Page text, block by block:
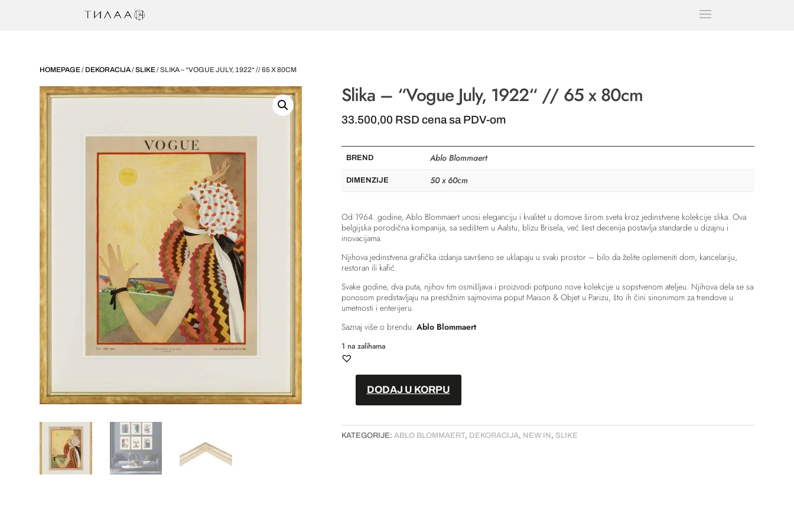
HOMEPAGE/ DEKORACIJA/SLIKE/ SLIKA – “VOGUE JULY, 1922“ // 65 X 80CM
Slika – “Vogue July, 1922“ // 65 x 80cm
33.500,00 RSD cena sa PDV-om
BREND Ablo Blommaert
DIMENZIJE 50 x 60cm
Od 1964. godine, Ablo Blommaert unosi eleganciju i kvalitet u domove širom sveta kroz jedinstvene kolekcije slika. Ova
belgijska porodična kompanija, sa sedištem u Aalstu, blizu Brisela, već šest decenija postavlja standarde u dizajnu i
inovacijama.
Njihova jedinstvena grafička izdanja savršeno se uklapaju u svaki prostor – bilo da želite oplemeniti dom, kancelariju,
restoran ili kafić.
Svake godine, dva puta, njihov tim osmišljava i proizvodi potpuno nove kolekcije u sopstvenom ateljeu. Njihova dela se sa
ponosom predstavljaju na prestižnim sajmovima poput Maison & Objet u Parizu, što ih čini sinonimom za trendove u
umetnosti i enterijeru.
Saznaj više o brendu: Ablo Blommaert
1 na zalihama
“Vogue
July,
DODAJ U KORPU
KATEGORIJE: ABLO BLOMMAERT, DEKORACIJA, NEW IN, SLIKE